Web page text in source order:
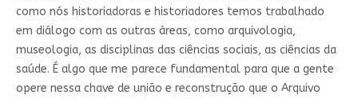
como nós historiadoras e historiadores temos trabalhado
em diálogo com as outras áreas, como arquivologia,
museologia, as disciplinas das ciências sociais, as ciências da
saúde. É algo que me parece fundamental para que a gente
opere nessa chave de união e reconstrução que o Arquivo